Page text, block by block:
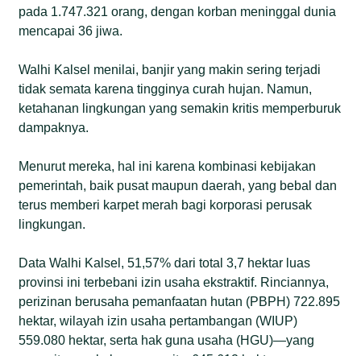
pada 1.747.321 orang, dengan korban meninggal dunia
mencapai 36 jiwa.
Walhi Kalsel menilai, banjir yang makin sering terjadi
tidak semata karena tingginya curah hujan. Namun,
ketahanan lingkungan yang semakin kritis memperburuk
dampaknya.
Menurut mereka, hal ini karena kombinasi kebijakan
pemerintah, baik pusat maupun daerah, yang bebal dan
terus memberi karpet merah bagi korporasi perusak
lingkungan.
Data Walhi Kalsel, 51,57% dari total 3,7 hektar luas
provinsi ini terbebani izin usaha ekstraktif. Rinciannya,
perizinan berusaha pemanfaatan hutan (PBPH) 722.895
hektar, wilayah izin usaha pertambangan (WIUP)
559.080 hektar, serta hak guna usaha (HGU)—yang